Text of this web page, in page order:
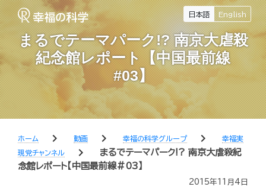
日本語 English
まるでテーマパーク!? 南京大虐殺
紀念館レポート【中国最前線
#03】
ホーム chevron_right 動画 chevron_right 幸福の科学グループ chevron_right
幸福実
現党チャンネル
chevron_right
まるでテーマパーク!? 南京大虐殺紀
念館レポート【中国最前線#03】
2015年11月4日